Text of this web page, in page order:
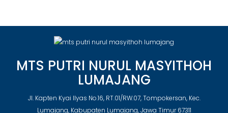
MTS PUTRI NURUL MASYITHOH
LUMAJANG
Jl. Kapten Kyai Ilyas No.16, RT.01/RW.07, Tompokersan, Kec.
Lumajang, Kabupaten Lumajang, Jawa Timur 67311